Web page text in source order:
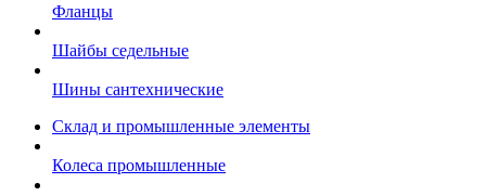
Фланцы
Шайбы седельные
Шины сантехнические
Склад и промышленные элементы
Колеса промышленные